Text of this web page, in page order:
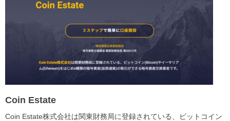
Coin Estate
Coin Estate株式会社は関東財務局に登録されている、ビットコイン